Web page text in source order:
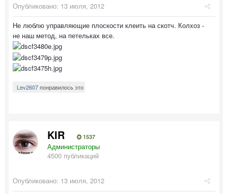
Опубликовано: 13 июля, 2012
Не люблю управляющие плоскости клеить на скотч. Колхоз -
не наш метод, на петельках все.
Lev2607понравилось это
KIR 1537
Администраторы
4500 публикаций
Опубликовано: 13 июля, 2012